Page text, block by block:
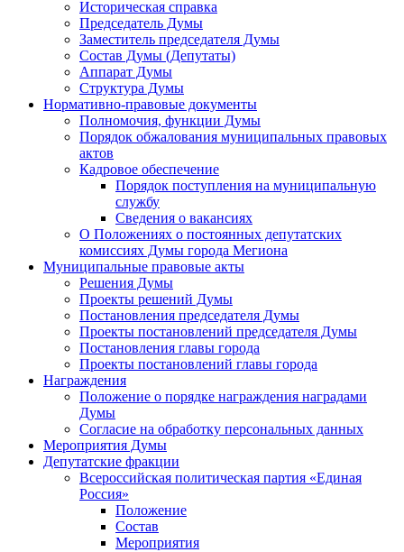
Историческая справка
Председатель Думы
Заместитель председателя Думы
Состав Думы (Депутаты)
Аппарат Думы
Структура Думы
Нормативно-правовые документы
Полномочия, функции Думы
Порядок обжалования муниципальных правовых
актов
Кадровое обеспечение
Порядок поступления на муниципальную
службу
Сведения о вакансиях
О Положениях о постоянных депутатских
комиссиях Думы города Мегиона
Муниципальные правовые акты
Решения Думы
Проекты решений Думы
Постановления председателя Думы
Проекты постановлений председателя Думы
Постановления главы города
Проекты постановлений главы города
Награждения
Положение о порядке награждения наградами
Думы
Согласие на обработку персональных данных
Мероприятия Думы
Депутатские фракции
Всероссийская политическая партия «Единая
Россия»
Положение
Состав
Мероприятия